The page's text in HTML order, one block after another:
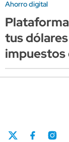
Ahorro digital
tus
impuestos